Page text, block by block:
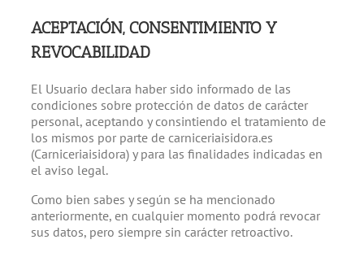
ACEPTACIÓN, CONSENTIMIENTO Y
REVOCABILIDAD
El Usuario declara haber sido informado de las
condiciones sobre protección de datos de carácter
personal, aceptando y consintiendo el tratamiento de
los mismos por parte de carniceriaisidora.es
(Carniceriaisidora) y para las finalidades indicadas en
el aviso legal.
Como bien sabes y según se ha mencionado
anteriormente, en cualquier momento podrá revocar
sus datos, pero siempre sin carácter retroactivo.